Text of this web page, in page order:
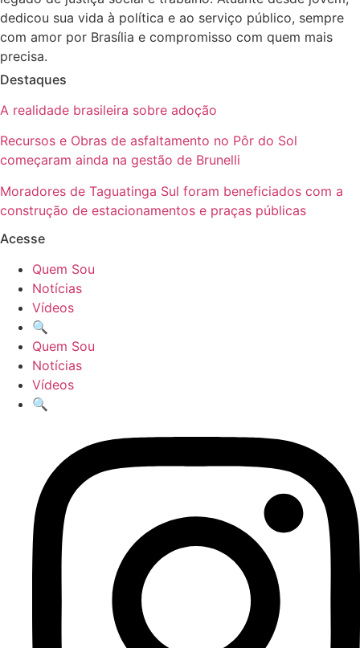
dedicou sua vida à política e ao serviço público, sempre
com amor por Brasília e compromisso com quem mais
precisa.
Destaques
A realidade brasileira sobre adoção
Recursos e Obras de asfaltamento no Pôr do Sol
começaram ainda na gestão de Brunelli
Moradores de Taguatinga Sul foram beneficiados com a
construção de estacionamentos e praças públicas
Acesse
Quem Sou
Notícias
Vídeos
🔍
Quem Sou
Notícias
Vídeos
🔍